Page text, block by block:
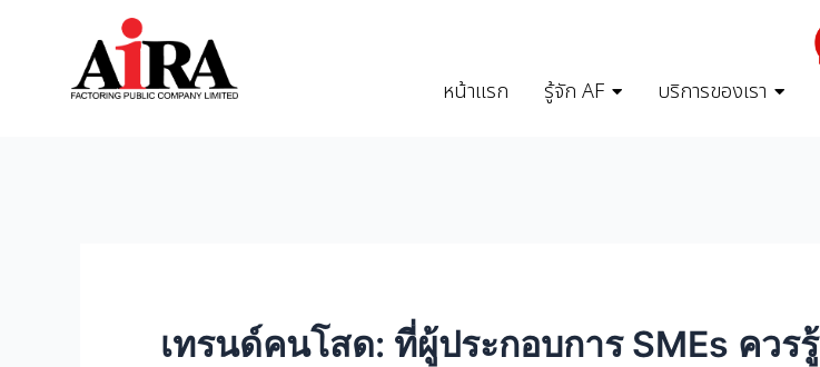
หน้าแรก รู้จัก AF บริการของเรา
เทรนด์คนโสด: ที่ผู้ประกอบการ SMEs ควรรู้